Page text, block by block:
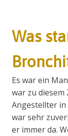
Inhalt
springen
Was
Es war ein
war zu diesem
Angestellter
war sehr
er immer da.